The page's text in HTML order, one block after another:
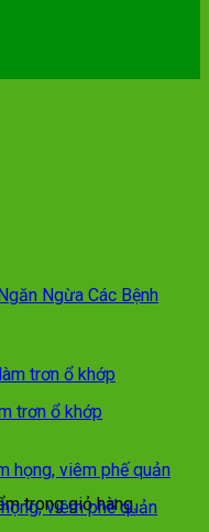
trong giỏ hàng.
Ngừa Các Bệnh
trơn ổ khớp
viêm phế quản